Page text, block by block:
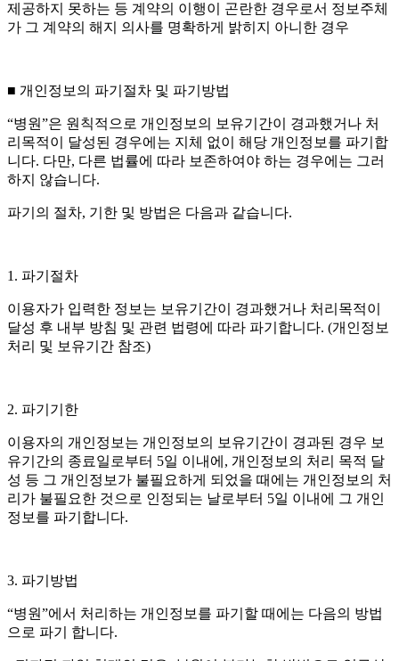
제공하지 못하는 등 계약의 이행이 곤란한 경우로서 정보주체
가 그 계약의 해지 의사를 명확하게 밝히지 아니한 경우
■ 개인정보의 파기절차 및 파기방법
“병원”은 원칙적으로 개인정보의 보유기간이 경과했거나 처
리목적이 달성된 경우에는 지체 없이 해당 개인정보를 파기합
니다. 다만, 다른 법률에 따라 보존하여야 하는 경우에는 그러
하지 않습니다.
파기의 절차, 기한 및 방법은 다음과 같습니다.
1. 파기절차
이용자가 입력한 정보는 보유기간이 경과했거나 처리목적이
달성 후 내부 방침 및 관련 법령에 따라 파기합니다. (개인정보
처리 및 보유기간 참조)
2. 파기기한
이용자의 개인정보는 개인정보의 보유기간이 경과된 경우 보
유기간의 종료일로부터 5일 이내에, 개인정보의 처리 목적 달
성 등 그 개인정보가 불필요하게 되었을 때에는 개인정보의 처
리가 불필요한 것으로 인정되는 날로부터 5일 이내에 그 개인
정보를 파기합니다.
3. 파기방법
“병원”에서 처리하는 개인정보를 파기할 때에는 다음의 방법
으로 파기 합니다.